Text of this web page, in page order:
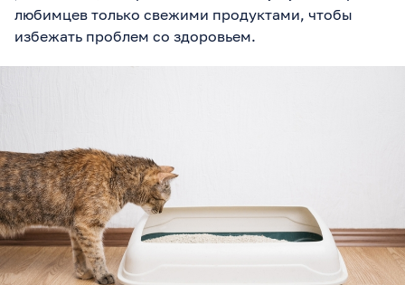
любимцев только свежими продуктами, чтобы
избежать проблем со здоровьем.